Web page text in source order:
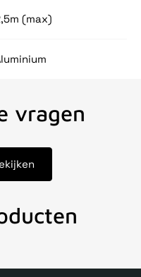
(max)
vragen
Echte winkel +35